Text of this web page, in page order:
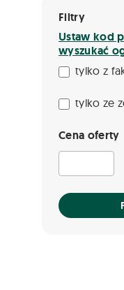
Filtry
Ustaw kod
wyszukać
tylko z
tylko ze
Cena oferty